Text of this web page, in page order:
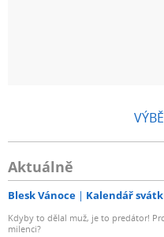
Aktuálně
Blesk Vánoce Kalendář
Kdyby to dělal muž, je to predátor!
milenci?